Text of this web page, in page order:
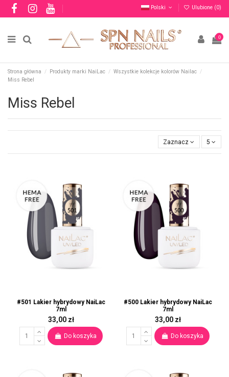
Polski Ulubione (0)
0
Strona główna Produkty marki NaiLac
Wszystkie kolekcje kolorów Nailac
Miss Rebel
Miss Rebel
Zaznacz 5
#501 Lakier hybrydowy NaiLac
7ml
33,00 zł
Do koszyka
#500 Lakier hybrydowy NaiLac
7ml
33,00 zł
Do koszyka